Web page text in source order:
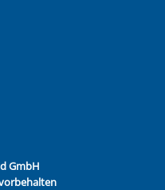
GmbH